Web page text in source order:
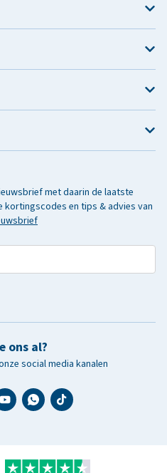
met daarin de laatste
kortingscodes en tips & advies van
ons al?
social media kanalen